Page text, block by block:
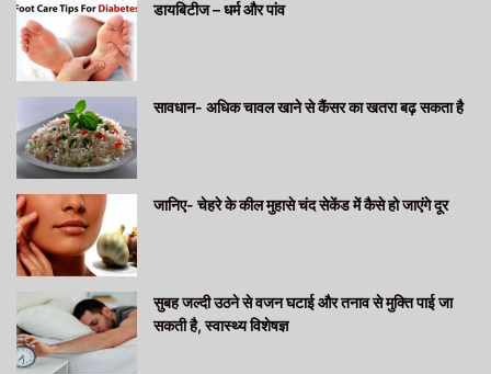
डायबिटीज – धर्म और पांव
सावधान- अधिक चावल खाने से कैंसर का खतरा बढ़ सकता है
जानिए- चेहरे के कील मुहासे चंद सेकेंड में कैसे हो जाएंगे दूर
सुबह जल्दी उठने से वजन घटाई और तनाव से मुक्ति पाई जा
सकती है, स्वास्थ्य विशेषज्ञ